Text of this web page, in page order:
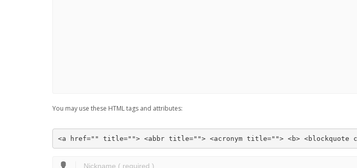
You may use these HTML tags and attributes:
<a href="" title=""> <abbr title=""> <acronym title=""> <b> <blockquote